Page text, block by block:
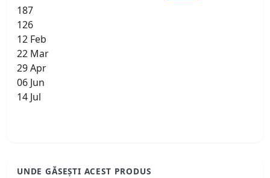
187
126
12 Feb
22 Mar
29 Apr
06 Jun
14 Jul
UNDE GĂSEȘTI ACEST PRODUS